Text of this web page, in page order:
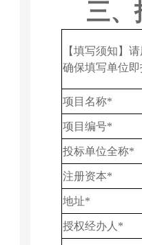
三、
【填写须知】
确保填写单位
项目名称*
项目编号*
投标单位全称*
注册资本*
地址*
授权经办人 *